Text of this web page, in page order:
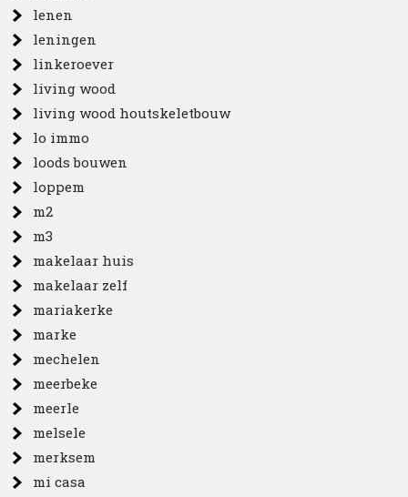
lenen
leningen
linkeroever
living wood
living wood houtskeletbouw
lo immo
loods bouwen
loppem
m2
m3
makelaar huis
makelaar zelf
mariakerke
marke
mechelen
meerbeke
meerle
melsele
merksem
mi casa